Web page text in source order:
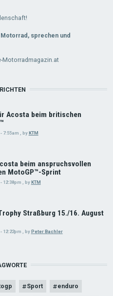
sprechen und
Motorradmagazin.at
Acosta beim britischen
7:55am , by KTM
beim anspruchsvollen
MotoGP™-Sprint
12:38pm byKTM
Straßburg 15./16. August
12:22pm byPeter Bachler
Sport enduro